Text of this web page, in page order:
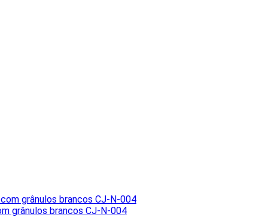
grânulos brancos CJ-N-004